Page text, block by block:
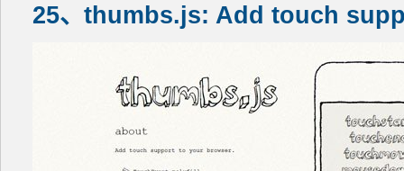
25、thumbs.js: Add touch